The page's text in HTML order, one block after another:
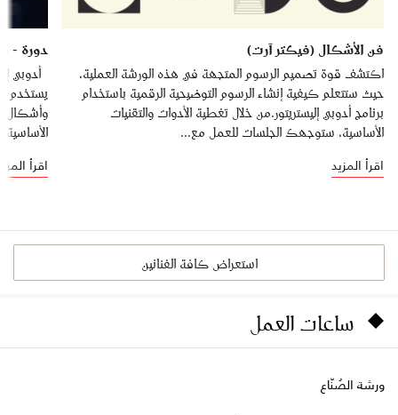
فن الأشكال (فيكتر آرت)
اكتشف قوة تصميم الرسوم المتجهة في هذه الورشة العملية،
حيث ستتعلم كيفية إنشاء الرسوم التوضيحية الرقمية باستخدام
برنامج أدوبي إليستريتور.من خلال تغطية الأدوات والتقنيات
الأساسية، ستوجهك الجلسات للعمل مع...
اقرأ المزيد
دورة -
أدوبي
يستخدم
وأشكال
الأساسية
اقرأ
استعراض كافة الفنانين
ساعات العمل
ورشة الصُنّاع